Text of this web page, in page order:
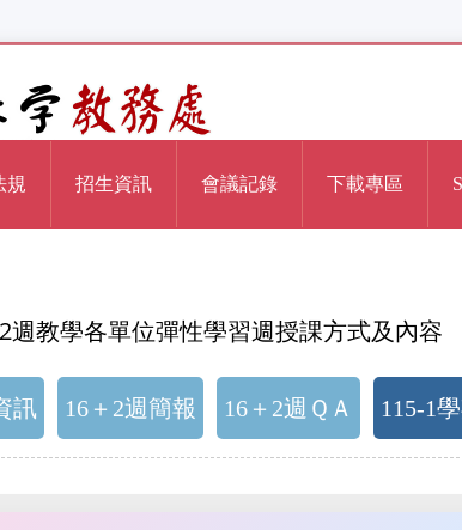
週教學各單位彈性學習週授課方式及內容
訊 16＋2週簡報 16＋2週ＱＡ 115-1
規 招生資訊 會議記錄 下載專區